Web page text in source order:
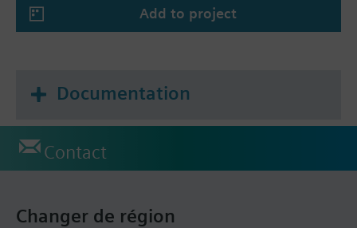
Add to project
Documentation
Contact
Changer de région